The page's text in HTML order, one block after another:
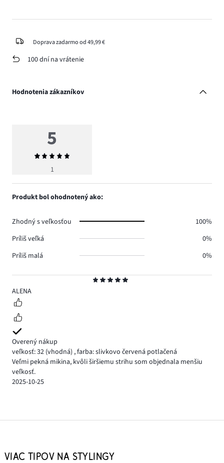
Doprava zadarmo od 49,99 €
100 dní na vrátenie
Hodnotenia zákazníkov
5
ALENA
Overený nákup
veľkosť: 32 (vhodná) ,farba: slivkovo červená potlačená
Veľmi pekná mikina, kvôli širšiemu strihu som objednala menšiu
veľkosť.
2025-10-25
5
Priemerné
hodnotenie
1
Produkt bol ohodnotený ako:
Zhodný s veľkosťou
100%
Príliš veľká
0%
Príliš malá
0%
VIAC TIPOV NA STYLINGY